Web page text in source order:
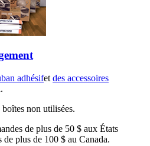
adhésifet des accessoires
non utilisées.
de plus de 50 $ aux États
plus de 100 $ au Canada.